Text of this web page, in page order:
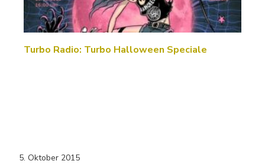
Turbo Radio: Turbo Halloween Speciale
5. Oktober 2015